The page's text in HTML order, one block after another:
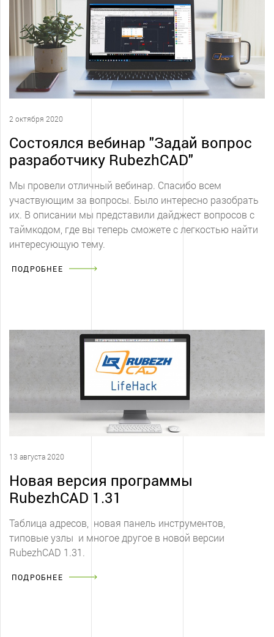
2 октября 2020
Состоялся вебинар "Задай вопрос
разработчику RubezhCAD"
Мы провели отличный вебинар. Спасибо всем
участвующим за вопросы. Было интересно разобрать
их. В описании мы представили дайджест вопросов с
таймкодом, где вы теперь сможете с легкостью найти
интересующую тему.
ПОДРОБНЕЕ
13 августа 2020
Новая версия программы
RubezhCAD 1.31
Таблица адресов, новая панель инструментов,
типовые узлы и многое другое в новой версии
RubezhCAD 1.31.
ПОДРОБНЕЕ